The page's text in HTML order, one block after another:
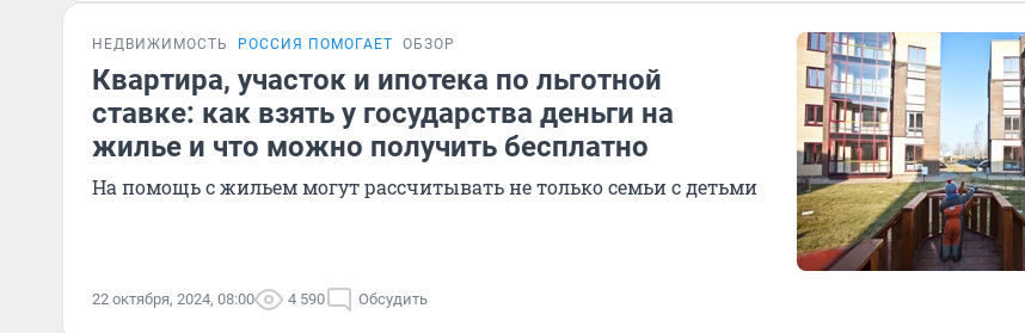
НЕДВИЖИМОСТЬ РОССИЯ ПОМОГАЕТ ОБЗОР
Квартира, участок и ипотека по льготной
ставке: как взять у государства деньги на
жилье и что можно получить бесплатно
На помощь с жильем могут рассчитывать не только семьи с детьми
22 октября, 2024, 08:00 4 590 Обсудить